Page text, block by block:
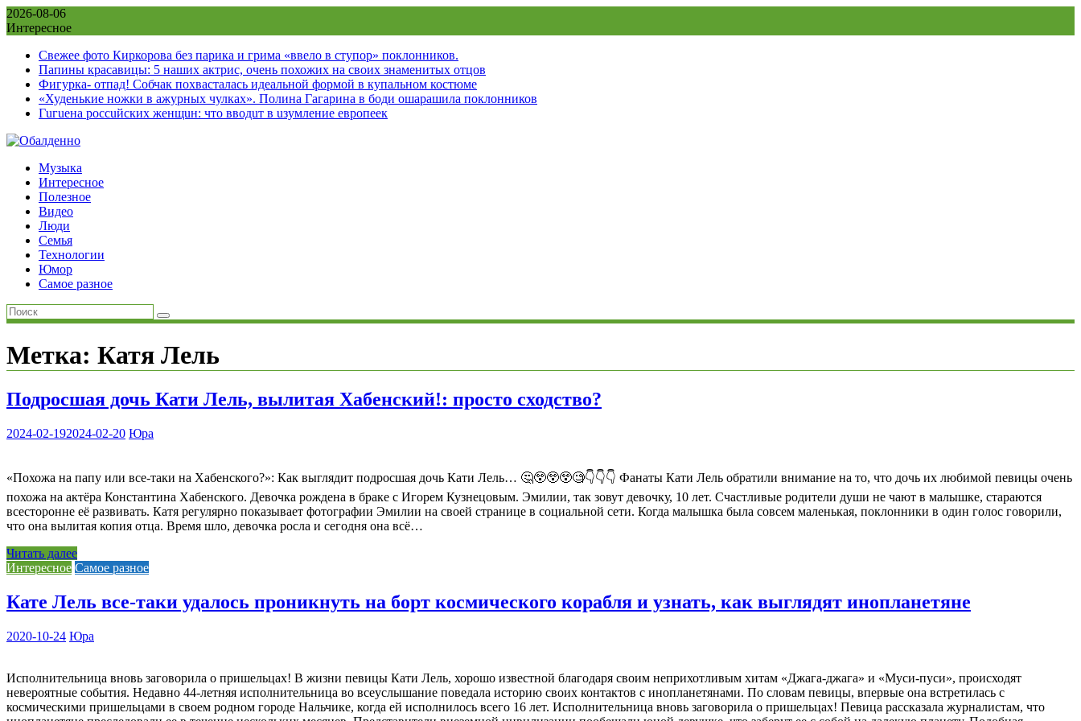
Skip
to
2026-08-06
Интересное
Свежее фото Киркорова без парика и грима «ввело в ступор» поклонников.
Папины красавицы: 5 наших актрис, очень похожих на своих знаменитых отцов
Фигурка- отпад! Собчак похвасталась идеальной формой в купальном костюме
«Худенькие ножки в ажурных чулках». Полина Гагарина в боди ошарашила поклонников
Гuгuена россuйских женщuн: что вводuт в uзумление европеек
Музыка
Интересное
Полезное
Видео
Люди
Семья
Технологии
Юмор
Самое разное
Метка: Катя Лель
Подросшая дочь Кати Лель, вылитая Хабенский!: просто сходство?
2024-02-192024-02-20 Юра
«Похожа на папу или все-таки на Хабенского?»: Как выглядит подросшая дочь Кати Лель… 🤔😲😲😲🧐👇👇👇 Фанаты Кати Лель обратили внимание на то, что дочь их любимой певицы очень
похожа на актёра Константина Хабенского. Девочка рождена в браке с Игорем Кузнецовым. Эмилии, так зовут девочку, 10 лет. Счастливые родители души не чают в малышке, стараются
всесторонне её развивать. Катя регулярно показывает фотографии Эмилии на своей странице в социальной сети. Когда малышка была совсем маленькая, поклонники в один голос говорили,
что она вылитая копия отца. Время шло, девочка росла и сегодня она всё…
Читать далее
Интересное Самое разное
Кате Лель все-таки удалось проникнуть на борт космического корабля и узнать, как выглядят инопланетяне
2020-10-24 Юра
Исполнительница вновь заговорила о пришельцах! В жизни певицы Кати Лель, хорошо известной благодаря своим неприхотливым хитам «Джага-джага» и «Муси-пуси», происходят
невероятные события. Недавно 44-летняя исполнительница во всеуслышание поведала историю своих контактов с инопланетянами. По словам певицы, впервые она встретилась с
космическими пришельцами в своем родном городе Нальчике, когда ей исполнилось всего 16 лет. Исполнительница вновь заговорила о пришельцах! Певица рассказала журналистам, что